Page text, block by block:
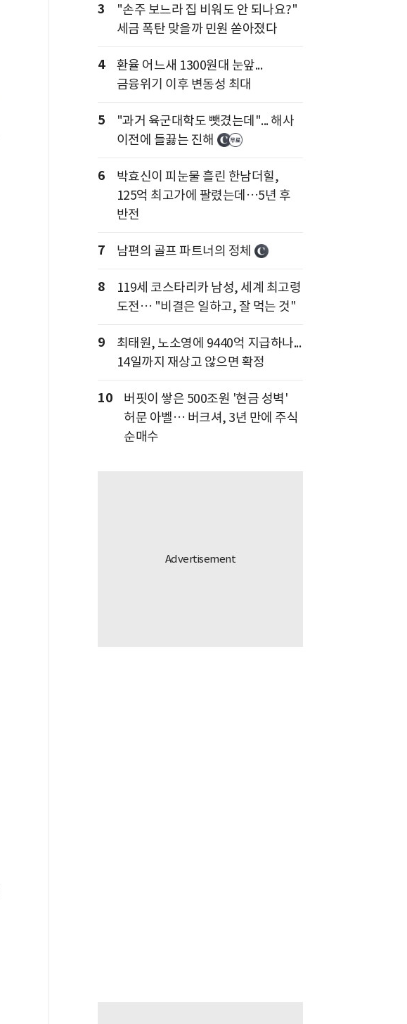
3
"손주 보느라 집 비워도 안 되나요?"
세금 폭탄 맞을까 민원 쏟아졌다
4
환율 어느새 1300원대 눈앞...
금융위기 이후 변동성 최대
5
"과거 육군대학도 뺏겼는데"... 해사
이전에 들끓는 진해
6
박효신이 피눈물 흘린 한남더힐,
125억 최고가에 팔렸는데…5년 후
반전
7 남편의 골프 파트너의 정체
8
119세 코스타리카 남성, 세계 최고령
도전… "비결은 일하고, 잘 먹는 것"
9
최태원, 노소영에 9440억 지급하나...
14일까지 재상고 않으면 확정
10
버핏이 쌓은 500조원 '현금 성벽'
허문 아벨… 버크셔, 3년 만에 주식
순매수